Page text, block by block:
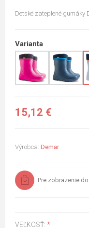
Detské zateplené gumáky
Varianta
15,12 €
Výrobca: Demar
Pre zobrazenie
VEĽKOSŤ: *